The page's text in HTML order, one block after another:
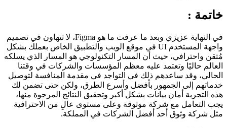
خاتمة :
في النهاية عزيزي وبعد ما عرفت ما هو Figma، لا تتهاون في تصميم
واجهة المستخدم UI في موقع الويب والتطبيق الخاص بعملك بشكل
مُتقن واحترافي، حيث أن المسار التكنولوجي هو المسار الذي يسلكه
العالم حاليًا وتعتمد عليه معظم المؤسسات والشركات في وقتنا
الحالي، وقد ساعدهم ذلك في التواجد في مقدمة المنافسة لتوصيل
خدماتهم إلى الجمهور بأفضل وأسرع الطرق، ولكن حتى تضمن لك
هذه التجربة أمان بيانات بشكل أكبر وتحقيق النتائج المرجوة منها،
يجب التعامل مع شركة موثوقة وعلى مستوى عالِ من الاحترافية
مثل شركة وثوق أحد أفضل الشركات في المملكة.